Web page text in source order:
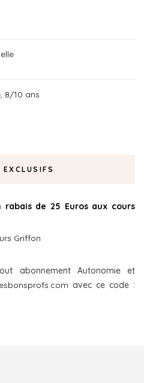
8/10 ans
de 25 Euros aux cours
abonnement Autonomie et
avec ce code :